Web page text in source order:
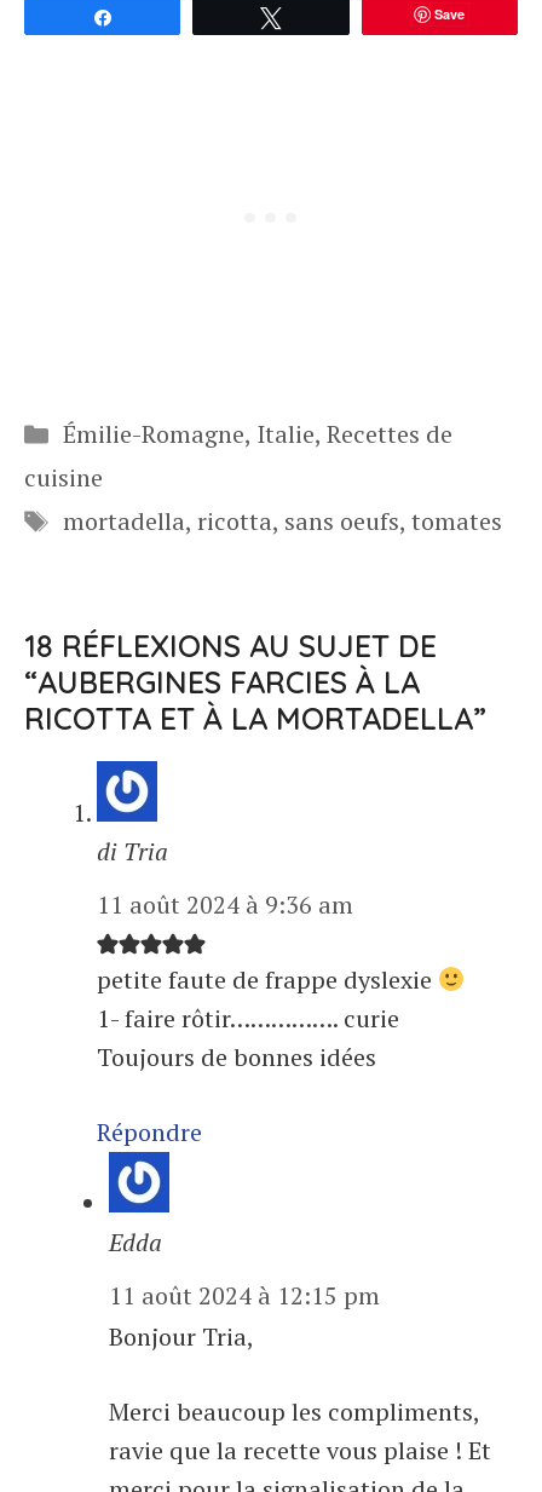
Save
Catégories
Émilie-Romagne, Italie, Recettes de
cuisine
Étiquettes
mortadella, ricotta, sans oeufs, tomates
18 RÉFLEXIONS AU SUJET DE
“AUBERGINES FARCIES À LA
RICOTTA ET À LA MORTADELLA”
di Tria
11 août 2024 à 9:36 am
petite faute de frappe dyslexie
1- faire rôtir……………. curie
Toujours de bonnes idées
Répondre
Edda
11 août 2024 à 12:15 pm
Bonjour Tria,
Merci beaucoup les compliments,
ravie que la recette vous plaise ! Et